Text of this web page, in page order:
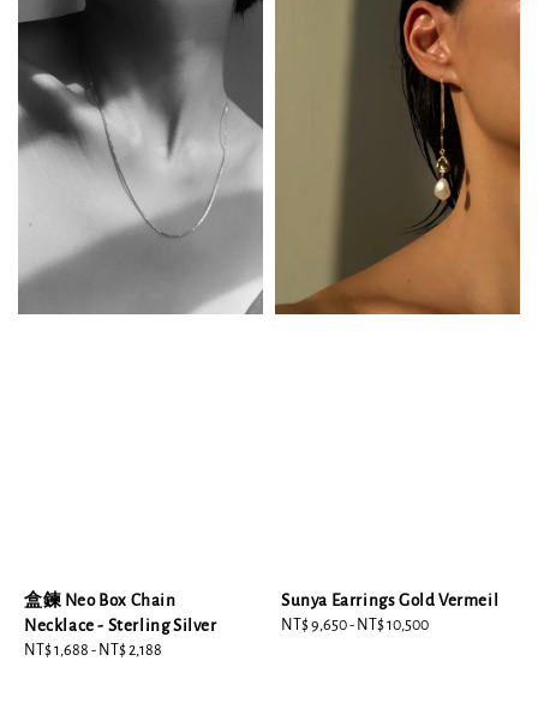
盒鍊 Neo Box Chain
Necklace - Sterling Silver
Regular
NT$ 1,688 - NT$ 2,188
Sunya Earrings Gold Vermeil
Regular
NT$ 9,650- NT$ 10,500